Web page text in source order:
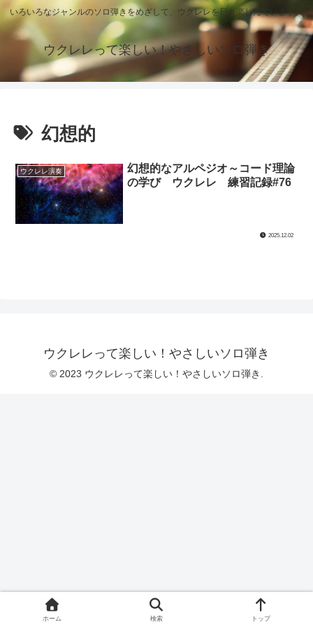
いろいろなジャンルのソロ弾きをめざして、ウクレレを日々楽しんでいます。
ウクレレって楽しい！やさしいソロ弾き
幻想的
ウクレレ演奏
幻想的なアルペジオ～コード理論
の学び ウクレレ 練習記録#76
2025.12.02
ウクレレって楽しい！やさしいソロ弾き
© 2023 ウクレレって楽しい！やさしいソロ弾き.
ホーム 検索 トップ